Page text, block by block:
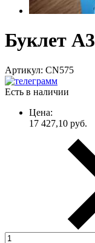
Буклет
Артикул: CN575
Есть в наличии
Цена:
17 427,10 руб.